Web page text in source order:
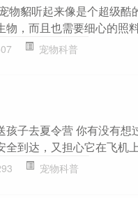
物貂听起来像是个超级
，而且也需要细心的照
宠物科普
子去夏令营 你有没有
到达，又担心它在飞机
宠物科普